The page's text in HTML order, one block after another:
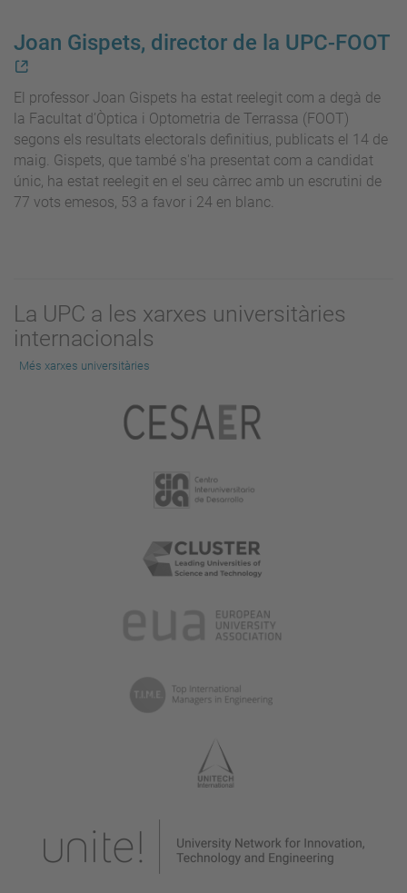
Joan Gispets, director de la UPC-FOOT
El professor Joan Gispets ha estat reelegit com a degà de
la Facultat d’Òptica i Optometria de Terrassa (FOOT)
segons els resultats electorals definitius, publicats el 14 de
maig. Gispets, que també s'ha presentat com a candidat
únic, ha estat reelegit en el seu càrrec amb un escrutini de
77 vots emesos, 53 a favor i 24 en blanc.
La UPC a les xarxes universitàries
internacionals
Més xarxes universitàries